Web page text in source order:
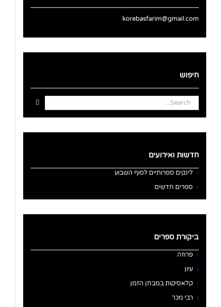
korebasfarim@gmail.com
חיפוש
Search
for:
חדשות ואירועים
לינקים ספרותיים לסוף השבוע
ספרים חדשים
ביקורת ספרים
פרוזה
עיון
קלאסיקות במבחן הזמן
רבי מכר